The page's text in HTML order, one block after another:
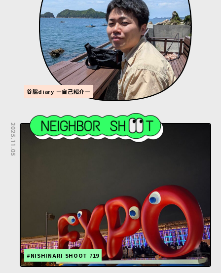
谷脇diary ―自己紹介―
2025.11.05
#NISHINARI SHOOT 719